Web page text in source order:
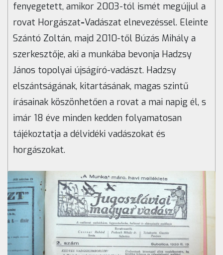
fenyegetett, amikor 2003-tól ismét megújjul a
rovat Horgászat-Vadászat elnevezéssel. Eleinte
Szántó Zoltán, majd 2010-től Búzás Mihály a
szerkesztője, aki a munkába bevonja Hadzsy
János topolyai újságíró-vadászt. Hadzsy
elszántságának, kitartásának, magas szintű
írásainak köszönhetően a rovat a mai napig él, s
imár 18 éve minden kedden folyamatosan
tájékoztatja a délvidéki vadászokat és
horgászokat.